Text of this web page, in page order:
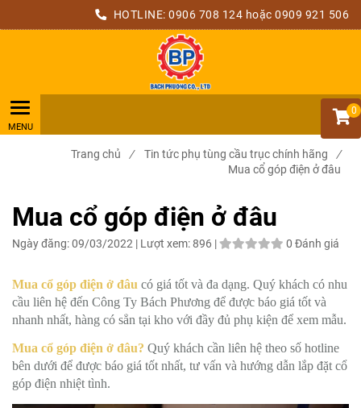
HOTLINE: 0906 708 124 hoặc 0909 921 506
0
Trang chủ / Tin tức phụ tùng cầu trục chính hãng
/
Mua cổ góp điện ở đâu
Mua cổ góp điện ở đâu
Ngày đăng:09/03/2022 | Lượt xem:896 | 0 Đánh giá
Mua cổ góp điện ở đâu có giá tốt và đa dạng. Quý khách có nhu
cầu liên hệ đến Công Ty Bách Phương để được báo giá tốt và
nhanh nhất, hàng có sẳn tại kho với đầy đủ phụ kiện để xem mẫu.
Mua cổ góp điện ở đâu? Quý khách cần liên hệ theo số hotline
bên dưới để được báo giá tốt nhất, tư vấn và hướng dẫn lắp đặt cổ
góp điện nhiệt tình.